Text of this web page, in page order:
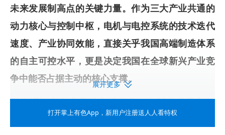
未来发展制高点的关键力量。作为三大产业共通的
动力核心与控制中枢，电机与电控系统的技术迭代
速度、产业协同效能，直接关乎我国高端制造体系
的自主可控水平，更是决定我国在全球新兴产业竞
争中能否占据主动的核心支撑。
新能源汽车产业已进入规模化、全球化发展新阶
段，在持续成为重要增长引擎的同时，也面临供应
展开更多
打开掌上有色App ，新用户注册送人人看特权